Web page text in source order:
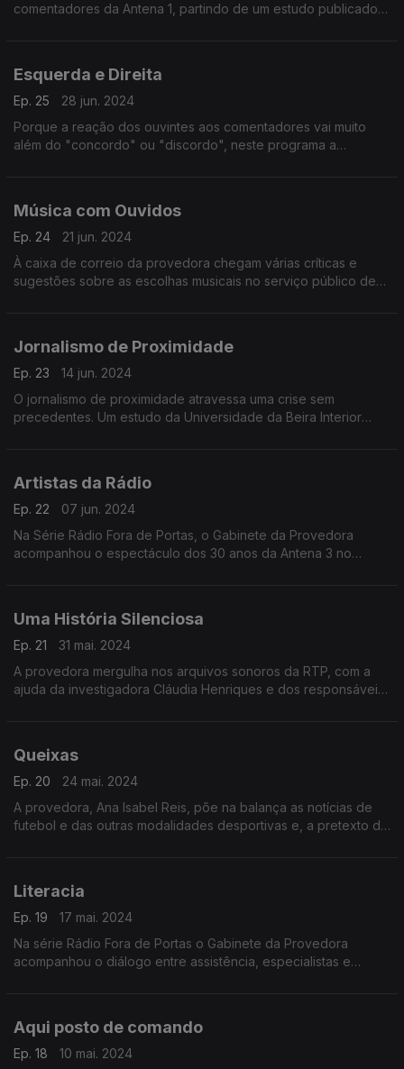
comentadores da Antena 1, partindo de um estudo publicado
Esquerda e Direita
Ep. 25
28 jun. 2024
Porque a reação dos ouvintes aos comentadores vai muito
além do "concordo" ou "discordo", neste programa a
Música com Ouvidos
Ep. 24
21 jun. 2024
À caixa de correio da provedora chegam várias críticas e
sugestões sobre as escolhas musicais no serviço público de
Jornalismo de Proximidade
Ep. 23
14 jun. 2024
O jornalismo de proximidade atravessa uma crise sem
precedentes. Um estudo da Universidade da Beira Interior
Artistas da Rádio
Ep. 22
07 jun. 2024
Na Série Rádio Fora de Portas, o Gabinete da Provedora
acompanhou o espectáculo dos 30 anos da Antena 3 no
Uma História Silenciosa
Ep. 21
31 mai. 2024
A provedora mergulha nos arquivos sonoros da RTP, com a
ajuda da investigadora Cláudia Henriques e dos responsáveis
Queixas
Ep. 20
24 mai. 2024
A provedora, Ana Isabel Reis, põe na balança as notícias de
futebol e das outras modalidades desportivas e, a pretexto de
Literacia
Ep. 19
17 mai. 2024
Na série Rádio Fora de Portas o Gabinete da Provedora
acompanhou o diálogo entre assistência, especialistas e
Aqui posto de comando
Ep. 18 10 mai. 2024